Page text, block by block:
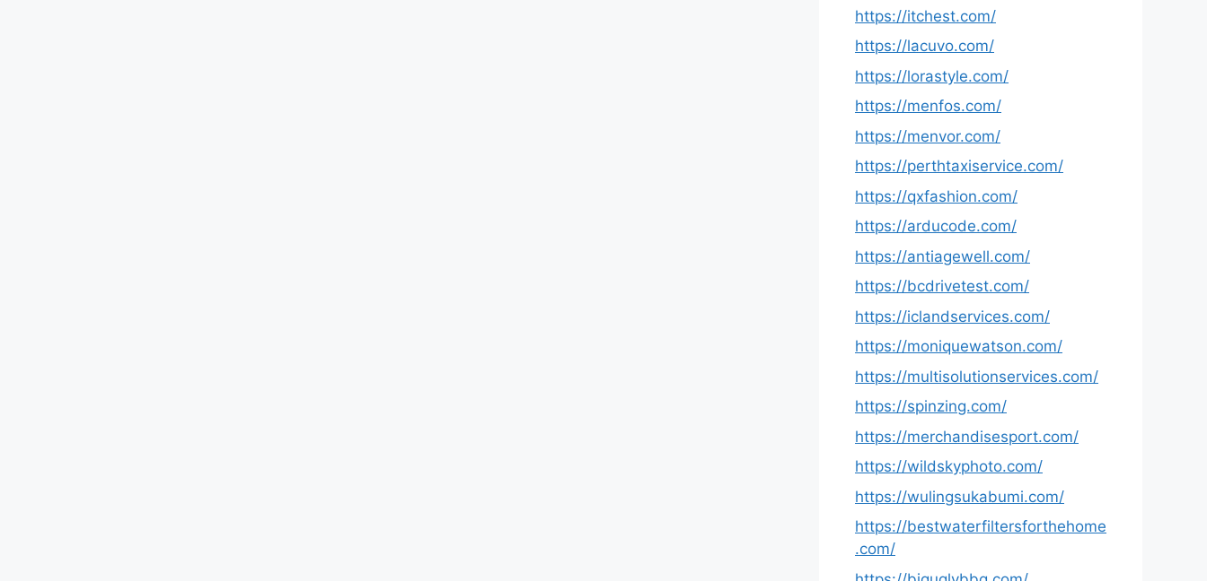
https://itchest.com/
https://lacuvo.com/
https://lorastyle.com/
https://menfos.com/
https://menvor.com/
https://perthtaxiservice.com/
https://qxfashion.com/
https://arducode.com/
https://antiagewell.com/
https://bcdrivetest.com/
https://iclandservices.com/
https://moniquewatson.com/
https://multisolutionservices.com/
https://spinzing.com/
https://merchandisesport.com/
https://wildskyphoto.com/
https://wulingsukabumi.com/
https://bestwaterfiltersforthehome
.com/